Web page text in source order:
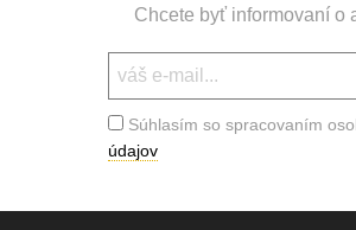
Chcete byť informovaní o
Súhlasím so spracovaním
údajov